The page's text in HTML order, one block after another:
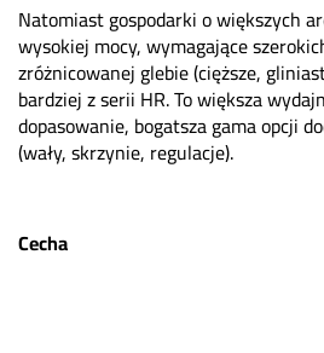
Natomiast gospodarki o większych
wysokiej mocy, wymagające
zróżnicowanej glebie (cięższe,
bardziej z serii HR. To większa
dopasowanie, bogatsza gama opcji
(wały, skrzynie, regulacje).
Cecha